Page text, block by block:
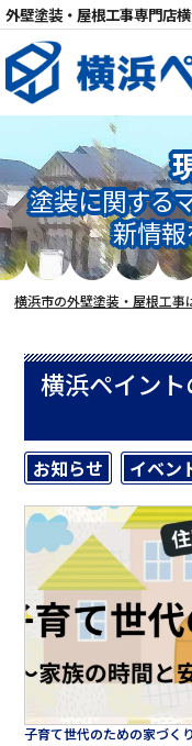
外壁塗装・屋根工事専門店
塗装に関する
新情
横浜市の外壁塗装・屋根工事
横浜ペイン
お知らせ イベン
子育て世代のための家づく